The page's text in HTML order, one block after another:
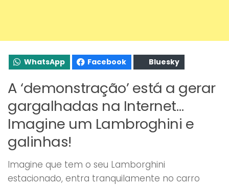
WhatsApp Facebook Bluesky
A ‘demonstração’ está a gerar
gargalhadas na Internet…
Imagine um Lambroghini e
galinhas!
Imagine que tem o seu Lamborghini
estacionado, entra tranquilamente no carro